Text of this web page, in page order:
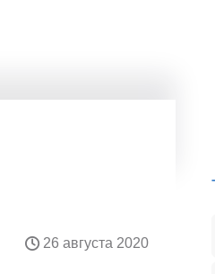
26 августа 2020